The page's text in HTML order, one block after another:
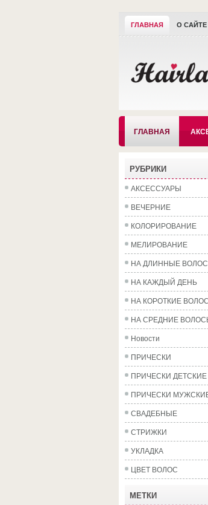
ГЛАВНАЯ О САЙТЕ
ГЛАВНАЯ
РУБРИКИ
АКСЕССУАРЫ
ВЕЧЕРНИЕ
КОЛОРИРОВАНИЕ
МЕЛИРОВАНИЕ
НА ДЛИННЫЕ
НА КАЖДЫЙ ДЕНЬ
НА КОРОТКИЕ
НА СРЕДНИЕ
Новости
ПРИЧЕСКИ
ПРИЧЕСКИ ДЕТСКИЕ
ПРИЧЕСКИ
СВАДЕБНЫЕ
СТРИЖКИ
УКЛАДКА
ЦВЕТ ВОЛОС
МЕТКИ